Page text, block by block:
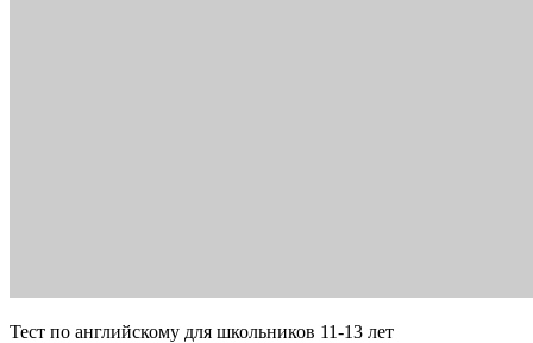
Тест по английскому для школьников 11-13 лет